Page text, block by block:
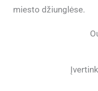
miesto džiunglėse.